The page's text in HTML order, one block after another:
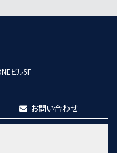
東照宮駅
北四番丁駅
歩13分
ビル5F
お問い合わせ